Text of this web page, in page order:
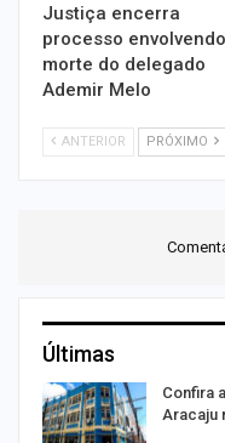
Justiça encerra
processo
morte do delegado
Ademir Melo
ANTERIOR PRÓXIMO
Últimas
Confira
Aracaju